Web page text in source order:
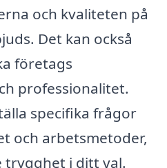
och kvaliteten på
Det kan också
företags
professionalitet.
specifika frågor
och arbetsmetoder,
i ditt val.